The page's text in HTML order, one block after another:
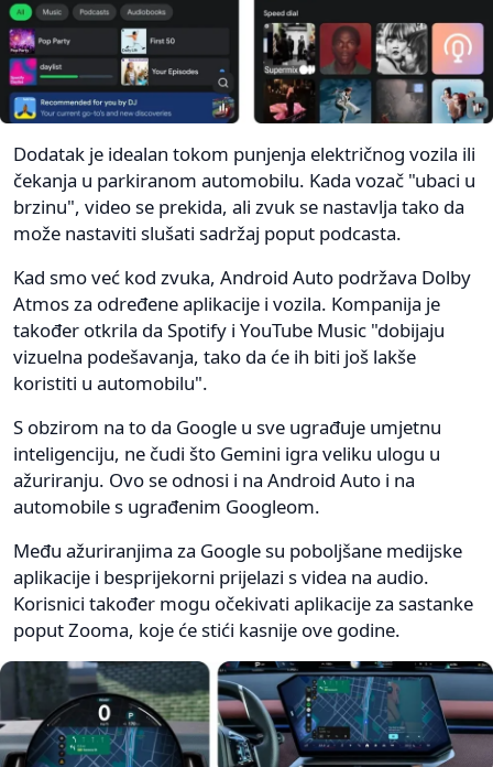
Dodatak je idealan tokom punjenja električnog vozila ili
čekanja u parkiranom automobilu. Kada vozač "ubaci u
brzinu", video se prekida, ali zvuk se nastavlja tako da
može nastaviti slušati sadržaj poput podcasta.
Kad smo već kod zvuka, Android Auto podržava Dolby
Atmos za određene aplikacije i vozila. Kompanija je
također otkrila da Spotify i YouTube Music "dobijaju
vizuelna podešavanja, tako da će ih biti još lakše
koristiti u automobilu".
S obzirom na to da Google u sve ugrađuje umjetnu
inteligenciju, ne čudi što Gemini igra veliku ulogu u
ažuriranju. Ovo se odnosi i na Android Auto i na
automobile s ugrađenim Googleom.
Među ažuriranjima za Google su poboljšane medijske
aplikacije i besprijekorni prijelazi s videa na audio.
Korisnici također mogu očekivati ​​aplikacije za sastanke
poput Zooma, koje će stići kasnije ove godine.